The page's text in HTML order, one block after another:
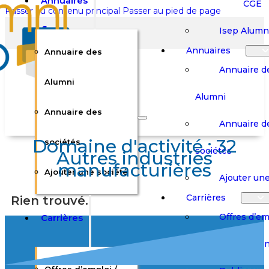
Passer au contenu principal Passer au pied de page
Rechercher sur le site
Rechercher
Votre panier est vide.
Se
Panier
Boutique
Annuaire des
Alumni
Annuaire des
sociétés
Ajouter une société
Carrières
CGE
Isep
Annuaires
Annuaire
Alumni
Annuaire
sociétés
Ajouter
Carrières
Offres
Stages /
Domaine d'activité :32
Autres industries
manufacturières
Rien trouvé.